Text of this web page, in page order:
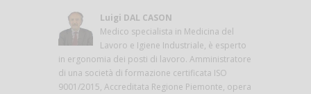
Luigi DAL CASON
Medico specialista in Medicina del
Lavoro e Igiene Industriale, è esperto
in ergonomia dei posti di lavoro. Amministratore
di una società di formazione certificata ISO
9001/2015, Accreditata Regione Piemonte, opera